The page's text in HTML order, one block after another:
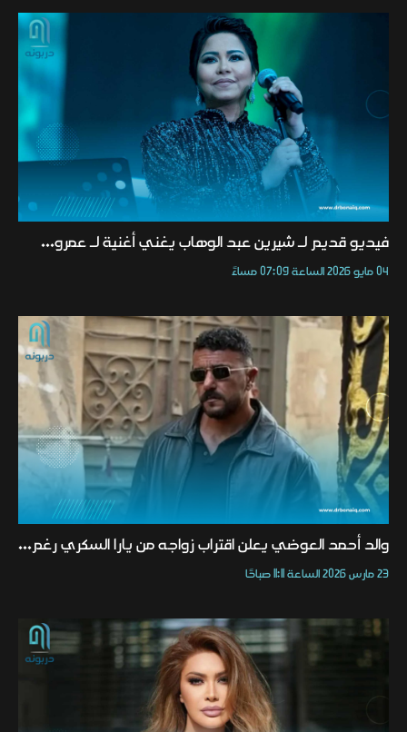
فيديو قديم لـ شيرين عبد الوهاب يغني أغنية لـ عمرو...
04 مايو 2026 الساعة 07:09 مساءً
والد أحمد العوضي يعلن اقتراب زواجه من يارا السكري رغم...
23 مارس 2026 الساعة 11:11 صباحًا